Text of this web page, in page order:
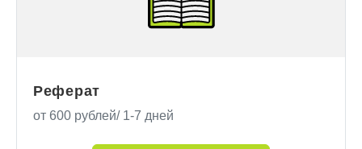
Реферат
от 600 рублей/ 1-7 дней